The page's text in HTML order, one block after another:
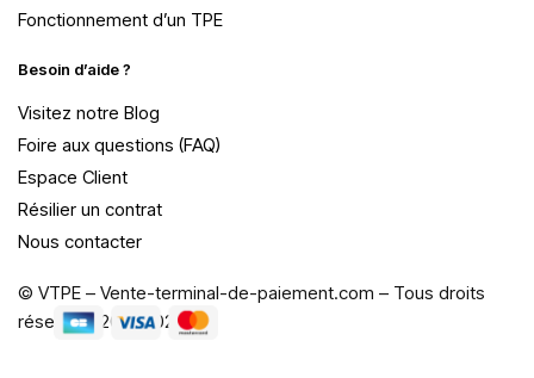
Fonctionnement d’un TPE
Besoin d’aide ?
Visitez notre Blog
Foire aux questions (FAQ)
Espace Client
Résilier un contrat
Nous contacter
© VTPE – Vente-terminal-de-paiement.com – Tous droits
réservés, 2015-2026.